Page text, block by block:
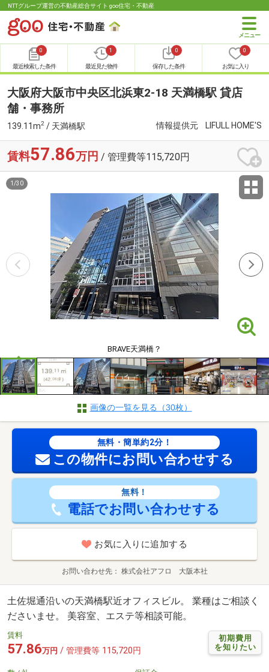
NTTグループ運営の不動産総合サイト goo住宅・不動産
0
最近検索した条件
1
最近見た物件
0
保存した条件
0
お気に入り
大阪府大阪市中央区北浜東2-18 天満橋駅 貸店
舗・事務所
139.11m2 / 天満橋駅 情報提供元 LIFULL HOME'S
賃料57.86万円 / 管理費等115,720円
BRAVE天満橋？
1 /30
画像の一覧を見る（30枚）
無料・簡単約2分！
この物件にお問い合わせする
無料！
電話でお問い合わせする
お気に入りに追加する
お問い合わせ先 株式会社アフロ 大阪本社
土佐堀通沿いの天満橋駅近オフィスビル。 業種はご相談く
ださいませ。 美容室、エステ等相談可能。
初期費用
を知りたい
賃料
57.86万円 / 管理費等 115,720円